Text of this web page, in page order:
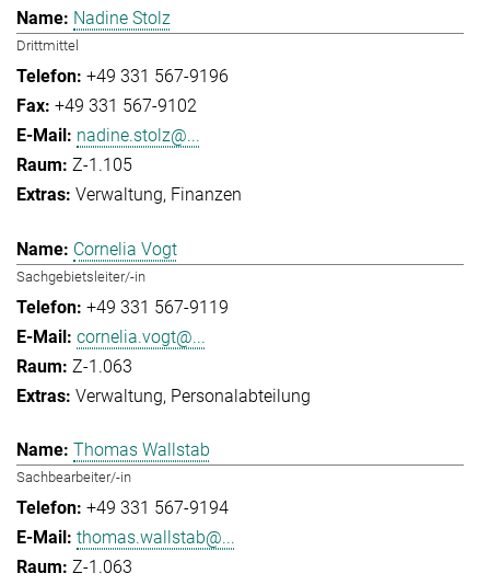
Nadine Stolz
Drittmittel
+49 331 567-9196
+49 331 567-9102
nadine.stolz@...
Z-1.105
Verwaltung Finanzen
Cornelia Vogt
Sachgebietsleiter/-in
+49 331 567-9119
cornelia.vogt@...
Z-1.063
Verwaltung Personalabteilung
Thomas Wallstab
Sachbearbeiter/-in
+49 331 567-9194
thomas.wallstab@...
Z-1.063